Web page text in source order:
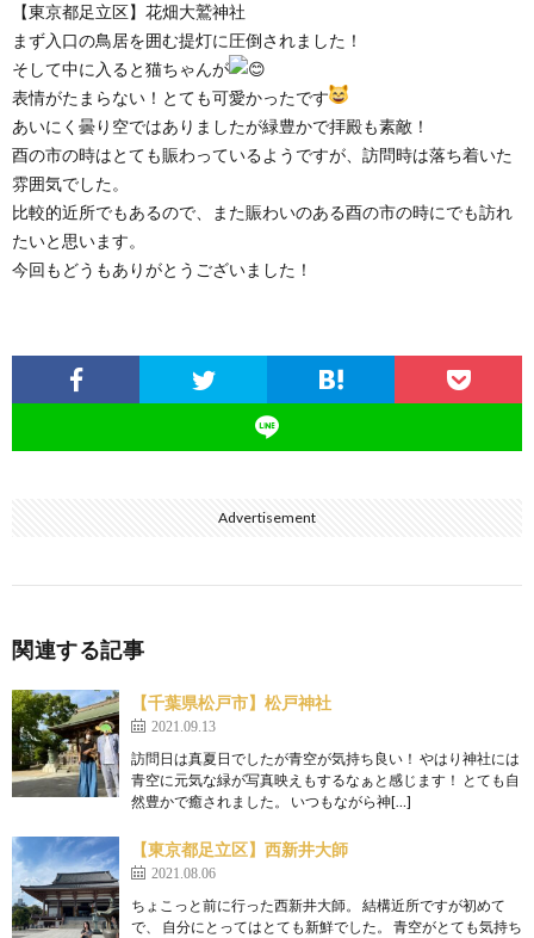
【東京都足立区】花畑大鷲神社
まず入口の鳥居を囲む提灯に圧倒されました！
そして中に入ると猫ちゃんが
表情がたまらない！とても可愛かったです
あいにく曇り空ではありましたが緑豊かで拝殿も素敵！
酉の市の時はとても賑わっているようですが、訪問時は落ち着いた
雰囲気でした。
比較的近所でもあるので、また賑わいのある酉の市の時にでも訪れ
たいと思います。
今回もどうもありがとうございました！
Advertisement
関連する記事
【千葉県松戸市】松戸神社
2021.09.13
訪問日は真夏日でしたが青空が気持ち良い！ やはり神社には
青空に元気な緑が写真映えもするなぁと感じます！ とても自
然豊かで癒されました。 いつもながら神[…]
【東京都足立区】西新井大師
2021.08.06
ちょこっと前に行った西新井大師。 結構近所ですが初めて
で、 自分にとってはとても新鮮でした。 青空がとても気持ち